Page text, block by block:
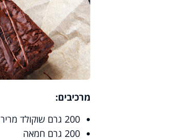
מרכיבים:
200 גרם שוקולד מריר
200 גרם חמאה